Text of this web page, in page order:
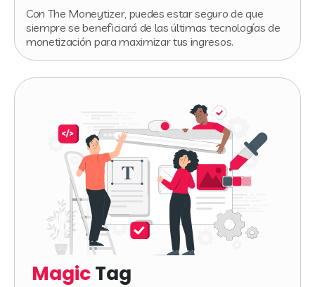
Con The Moneytizer, puedes estar seguro de que
siempre se beneficiará de las últimas tecnologías de
monetización para maximizar tus ingresos.
MagicTag